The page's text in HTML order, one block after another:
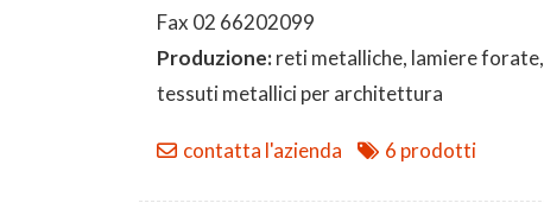
Fax 02 66202099
Produzione:reti metalliche, lamiere
tessuti metallici per architettura
contatta l'azienda 6 prodotti